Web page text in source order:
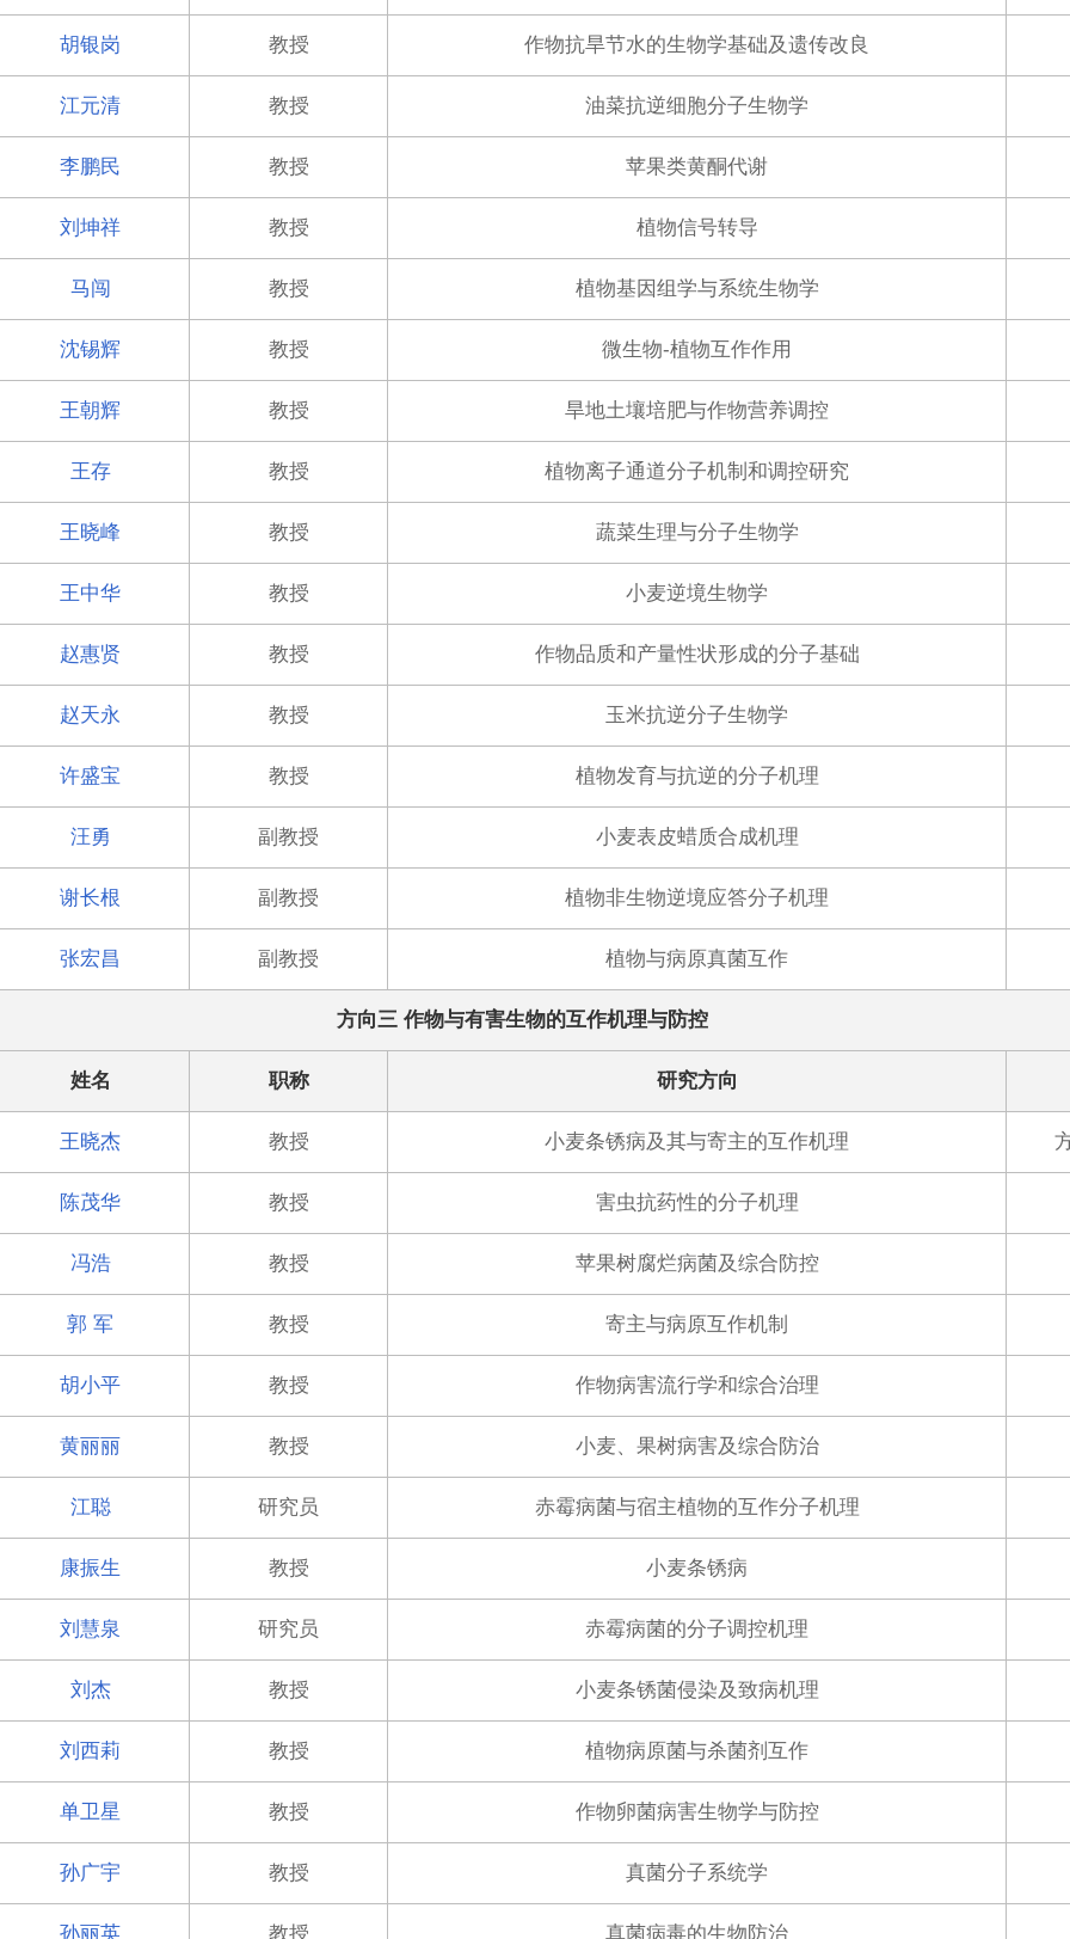
胡银岗 教授 作物抗旱节水的生物学基础及遗传改良
江元清 教授 油菜抗逆细胞分子生物学
李鹏民 教授 苹果类黄酮代谢
刘坤祥 教授 植物信号转导
马闯 教授 植物基因组学与系统生物学
沈锡辉 教授 微生物-植物互作作用
王朝辉 教授 旱地土壤培肥与作物营养调控
王存 教授 植物离子通道分子机制和调控研究
王晓峰 教授 蔬菜生理与分子生物学
王中华 教授 小麦逆境生物学
赵惠贤 教授 作物品质和产量性状形成的分子基础
赵天永 教授 玉米抗逆分子生物学
许盛宝 教授 植物发育与抗逆的分子机理
汪勇 副教授 小麦表皮蜡质合成机理
谢长根 副教授 植物非生物逆境应答分子机理
张宏昌 副教授 植物与病原真菌互作
方向三 作物与有害生物的互作机理与防控
姓名 职称 研究方向
王晓杰 教授 小麦条锈病及其与寄主的互作机理
陈茂华 教授 害虫抗药性的分子机理
冯浩 教授 苹果树腐烂病菌及综合防控
郭 军 教授 寄主与病原互作机制
胡小平 教授 作物病害流行学和综合治理
黄丽丽 教授 小麦、果树病害及综合防治
江聪 研究员 赤霉病菌与宿主植物的互作分子机理
康振生 教授 小麦条锈病
刘慧泉 研究员 赤霉病菌的分子调控机理
刘杰 教授 小麦条锈菌侵染及致病机理
刘西莉 教授 植物病原菌与杀菌剂互作
单卫星 教授 作物卵菌病害生物学与防控
孙广宇 教授 真菌分子系统学
孙丽英 教授 真菌病毒的生物防治